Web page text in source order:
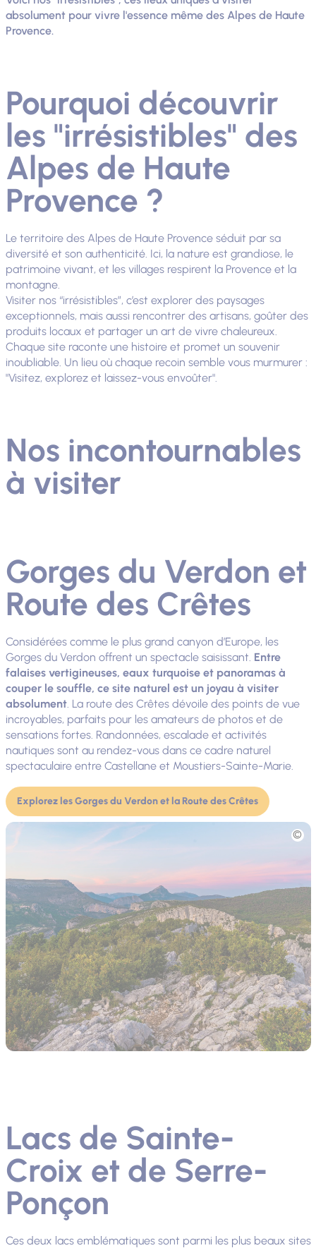
absolument pour vivre l'essence même des Alpes de Haute
Provence.
Pourquoi découvrir
les "irrésistibles" des
Alpes de Haute
Provence ?
Le territoire des Alpes de Haute Provence séduit par sa
diversité et son authenticité. Ici, la nature est grandiose, le
patrimoine vivant, et les villages respirent la Provence et la
montagne.
Visiter nos “irrésistibles”, c’est explorer des paysages
exceptionnels, mais aussi rencontrer des artisans, goûter des
produits locaux et partager un art de vivre chaleureux.
Chaque site raconte une histoire et promet un souvenir
inoubliable. Un lieu où chaque recoin semble vous murmurer :
"Visitez, explorez et laissez-vous envoûter".
Nos incontournables
à visiter
Photo
Gorges du Verdon et
Route des Crêtes
Considérées comme le plus grand canyon d’Europe, les
Gorges du Verdon offrent un spectacle saisissant. Entre
falaises vertigineuses, eaux turquoise et panoramas à
couper le souffle, ce site naturel est un joyau à visiter
absolument. La route des Crêtes dévoile des points de vue
incroyables, parfaits pour les amateurs de photos et de
sensations fortes. Randonnées, escalade et activités
nautiques sont au rendez-vous dans ce cadre naturel
spectaculaire entre Castellane et Moustiers-Sainte-Marie.
Explorez les Gorges du Verdon et la Route des Crêtes
Lacs de Sainte-
Croix et de Serre-
Ponçon
Ces deux lacs emblématiques sont parmi les plus beaux sites